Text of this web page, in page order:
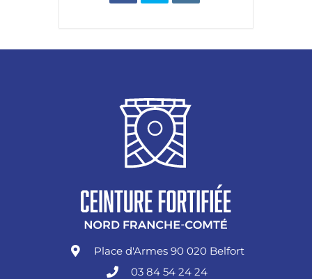
Place d'Armes 90 020 Belfort
03 84 54 24 24